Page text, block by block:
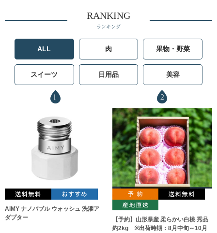
RANKING
ランキング
ALL 肉 果物・野菜
スイーツ 日用品 美容
1
AiMY ナノバブル ウォッシュ 洗濯ア
ダプター
2
【予約】山形県産 柔らかい白桃 秀品
約2kg ※出荷時期：8月中旬～10月